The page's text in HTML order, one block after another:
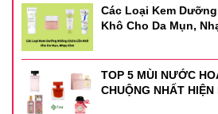
Các Loại Kem
Khô Cho Da Mụn,
TOP 5 MÙI NƯỚC
CHUỘNG NHẤT HIỆN